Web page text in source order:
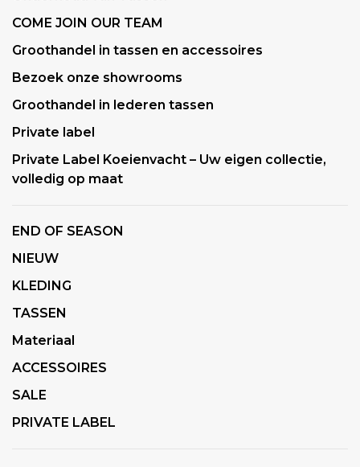
COME JOIN OUR TEAM
Groothandel in tassen en accessoires
Bezoek onze showrooms
Groothandel in lederen tassen
Private label
Private Label Koeienvacht – Uw eigen collectie,
volledig op maat
END OF SEASON
NIEUW
KLEDING
TASSEN
Materiaal
ACCESSOIRES
SALE
PRIVATE LABEL